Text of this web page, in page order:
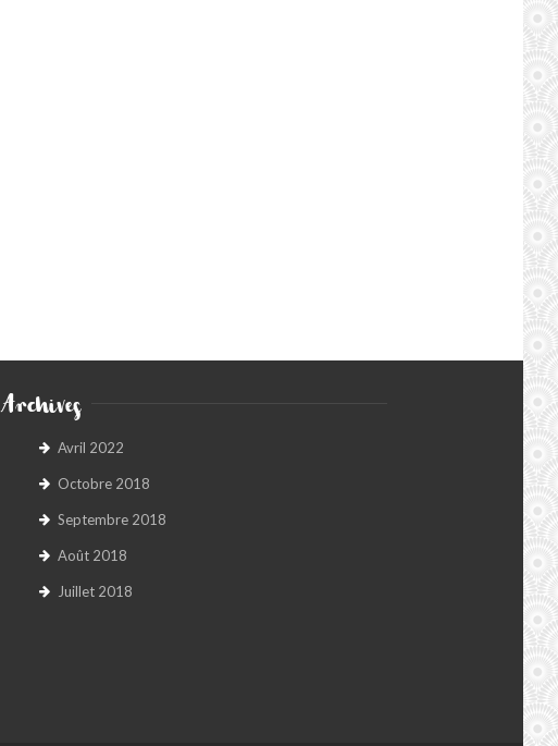
Archives
Avril 2022
Octobre 2018
Septembre 2018
Août 2018
Juillet 2018